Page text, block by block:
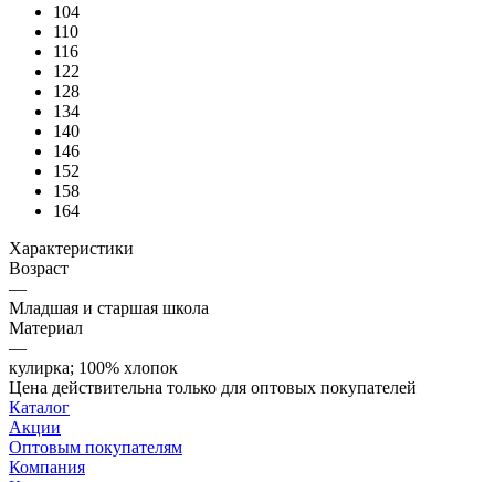
104
110
116
122
128
134
140
146
152
158
164
Характеристики
Возраст
—
Младшая и старшая школа
Материал
—
кулирка; 100% хлопок
Цена действительна только для оптовых покупателей
Каталог
Акции
Оптовым покупателям
Компания